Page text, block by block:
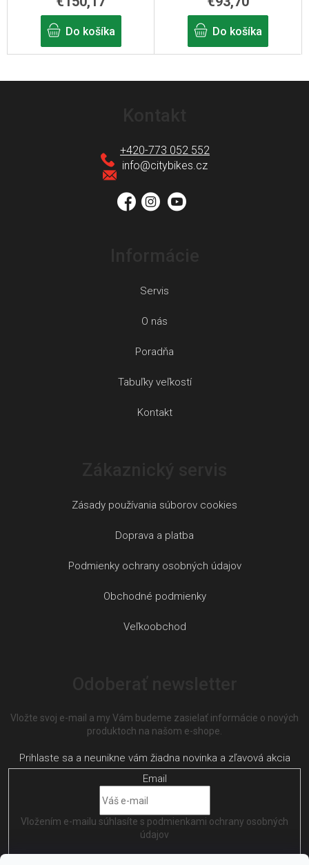
Do košíka Do košíka
info@citybikes.cz
+420-773 052 552
Servis
O nás
Poradňa
Tabuľky veľkostí
Kontakt
Zásady používania súborov cookies
Doprava a platba
Podmienky ochrany osobných údajov
Obchodné podmienky
Veľkoobchod
Vložte svoj e-mail a my Vám budeme zasielať informácie o nových
produktoch na našom e-shope.
Email
Vložením e-mailu súhlasíte s podmienkami ochrany osobných
údajov